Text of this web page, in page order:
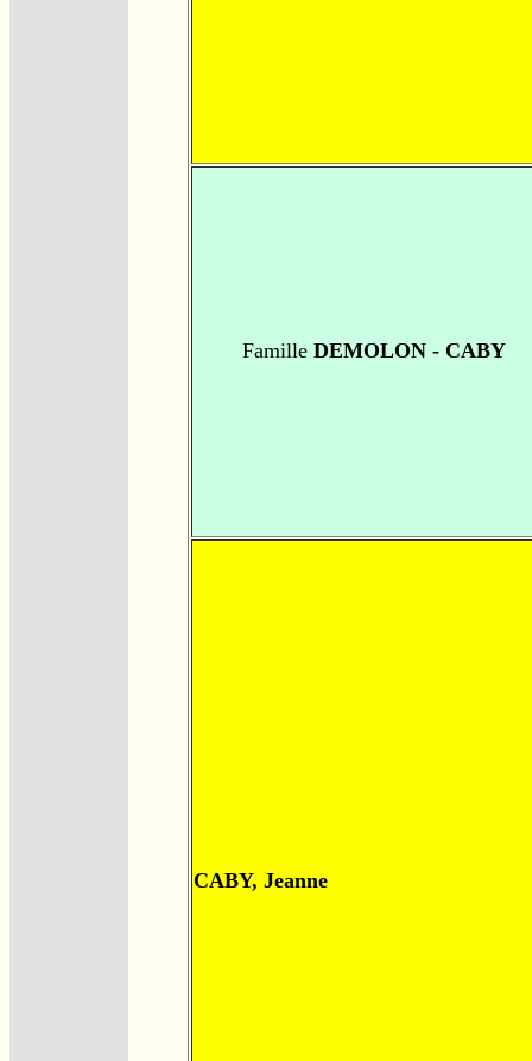
FamilleDEMOLON - CABY
CABY, Jeanne